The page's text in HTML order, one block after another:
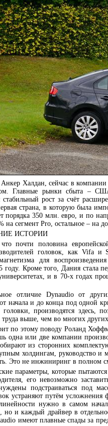
Халдан, сейчас в компании
Главные рынки сбыта –
стабильный рост за счёт
страна, в которую была
порядка 350 млн. евро, и по
на сегмент Pro, остальное – на
ИСТОРИИ
почти половина
головок, как Vifa
для
году. Кроме того, Дания стала
и в 70-х годах
отличие Dynaudio от
от начала и до конца под одной
головки, производятся здесь,
труда выше, чем во многих
по этому поводу Роланд
одна или две компании
из сторонних
холдингам, руководство и
Это не инжиниринг в полном
параметры, которые
его невозможно
подстраиваться под
устраняют путём
линейности нужно в самом
но и каждый драйвер в
имеют плавные спады за